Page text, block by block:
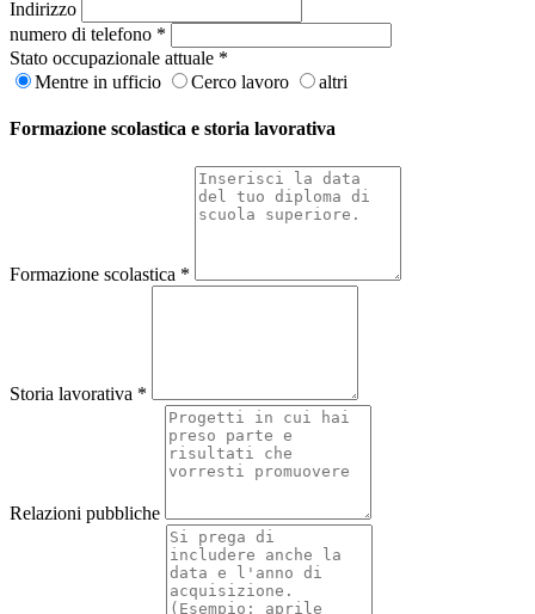
Indirizzo
numero di telefono *
Stato occupazionale attuale *
Mentre in ufficio
Cerco lavoro altri
Formazione scolastica e storia lavorativa
Formazione scolastica *
Storia lavorativa *
Relazioni pubbliche